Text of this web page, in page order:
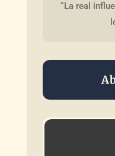
“La real